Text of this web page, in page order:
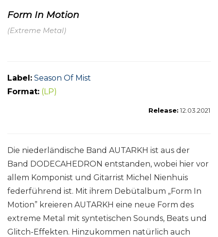
Form In Motion
(Extreme Metal)
Label: Season Of Mist
Format: (LP)
Release:12.03.2021
Die niederländische Band AUTARKH ist aus der
Band DODECAHEDRON entstanden, wobei hier vor
allem Komponist und Gitarrist Michel Nienhuis
federführend ist. Mit ihrem Debütalbum „Form In
Motion” kreieren AUTARKH eine neue Form des
extreme Metal mit syntetischen Sounds, Beats und
Glitch-Effekten. Hinzukommen natürlich auch